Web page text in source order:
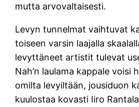
mutta arvovaltaisesti.
Levyn tunnelmat vaihtuvat
toiseen varsin laajalla
levyttäneet artistit tulevat
Nah’n laulama kappale voisi
omilta levyiltään, jousiduon
kuulostaa kovasti Iiro